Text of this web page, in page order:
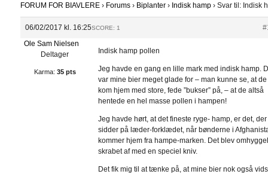
FORUM FOR BIAVLERE › Forums › Biplanter › Indisk hamp › Svar til: Indisk
06/02/2017 kl. 16:25SCORE: 1
Ole Sam Nielsen
Deltager
Karma: 35 pts
Indisk hamp pollen
Jeg havde en gang en lille mark med indisk hamp.
var mine bier meget glade for – man kunne se, at de
kom hjem med store, fede ”bukser” på, – at de altså
hentede en hel masse pollen i hampen!
Jeg havde hørt, at det fineste ryge- hamp, er det, der
sidder på læder-forklædet, når bønderne i
kommer hjem fra hampe-marken. Det blev
skrabet af med en speciel kniv.
Det fik mig til at tænke på, at mine bier nok også